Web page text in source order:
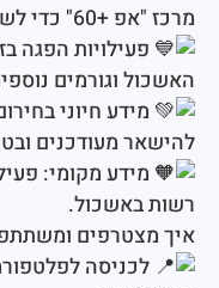
שגרה וסקרנות.
הפגה בזום:
וגורמים נוספים.
חיוני בחירום: כל מה
מעודכנים ובטוחים.
מקומי: פעילויות
ומשתתפים?
לפלטפורמת